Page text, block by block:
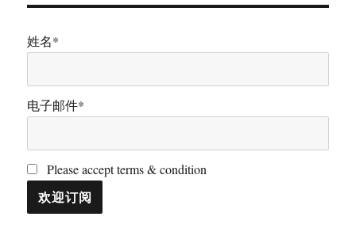
姓名*
电子邮件*
Please accept terms & condition